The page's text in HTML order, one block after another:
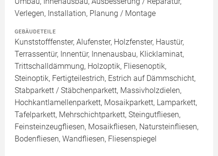
Verlegen, Installation, Planung / Montage
GEBÄUDETEILE
Kunststofffenster, Alufenster, Holzfenster, Haustür,
Terrassentür, Innentür, Innenausbau, Klicklaminat,
Trittschalldämmung, Holzoptik, Fliesenoptik,
Steinoptik, Fertigteilestrich, Estrich auf Dämmschicht,
Stabparkett / Stäbchenparkett, Massivholzdielen,
Hochkantlamellenparkett, Mosaikparkett, Lamparkett,
Tafelparkett, Mehrschichtparkett, Steingutfliesen,
Feinsteinzeugfliesen, Mosaikfliesen, Natursteinfliesen,
Bodenfliesen, Wandfliesen, Fliesenspiegel